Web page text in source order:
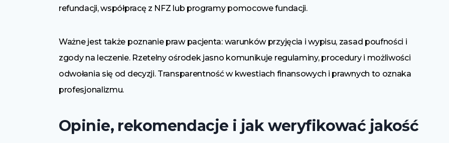
refundacji, współpracę z NFZ lub programy pomocowe fundacji.
Ważne jest także poznanie praw pacjenta: warunków przyjęcia i wypisu, zasad poufności i
zgody na leczenie. Rzetelny ośrodek jasno komunikuje regulaminy, procedury i możliwości
odwołania się od decyzji. Transparentność w kwestiach finansowych i prawnych to oznaka
profesjonalizmu.
Opinie, rekomendacje i jak weryfikować jakość